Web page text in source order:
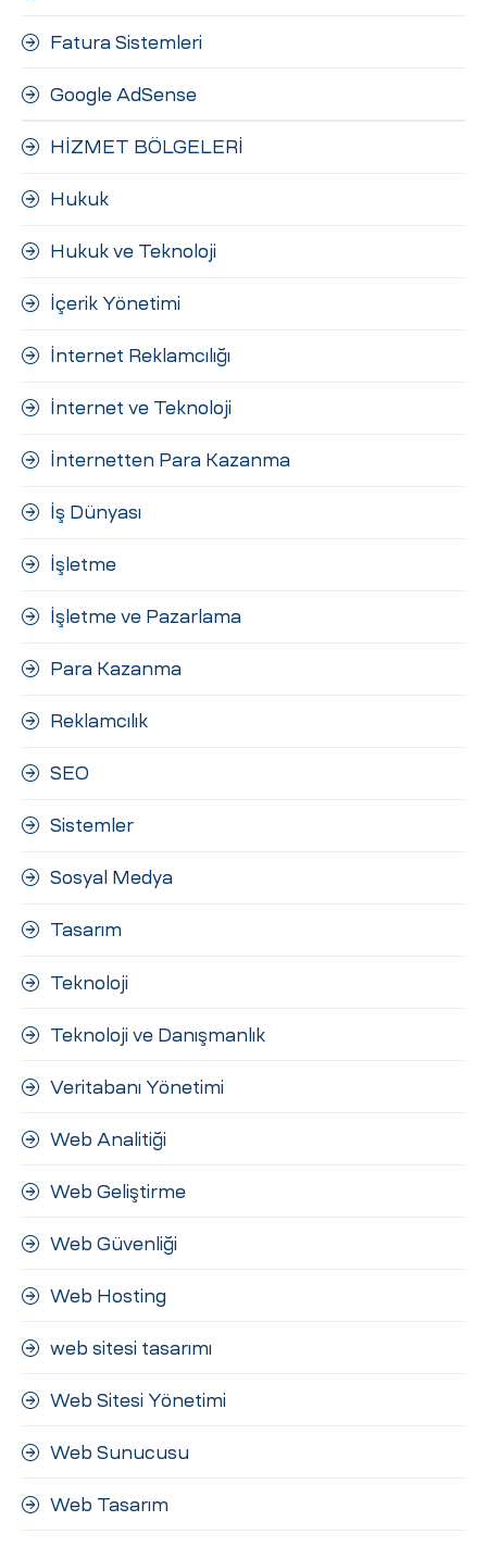
Fatura Sistemleri
Google AdSense
HİZMET BÖLGELERİ
Hukuk
Hukuk ve Teknoloji
İçerik Yönetimi
İnternet Reklamcılığı
İnternet ve Teknoloji
İnternetten Para Kazanma
İş Dünyası
İşletme
İşletme ve Pazarlama
Para Kazanma
Reklamcılık
SEO
Sistemler
Sosyal Medya
Tasarım
Teknoloji
Teknoloji ve Danışmanlık
Veritabanı Yönetimi
Web Analitiği
Web Geliştirme
Web Güvenliği
Web Hosting
web sitesi tasarımı
Web Sitesi Yönetimi
Web Sunucusu
Web Tasarım